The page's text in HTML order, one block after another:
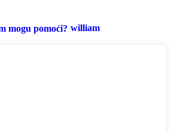
william